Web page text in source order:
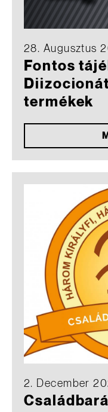
28. Augusztus
Fontos
termékek
2. December